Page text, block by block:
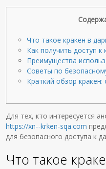
Что такое кракен в
Как получить доступ к
Преимущества
Советы по
Краткий обзор кракен:
Для тех, кто интересуется
https://xn--krken-sqa.com
для безопасного доступа к
Что такое